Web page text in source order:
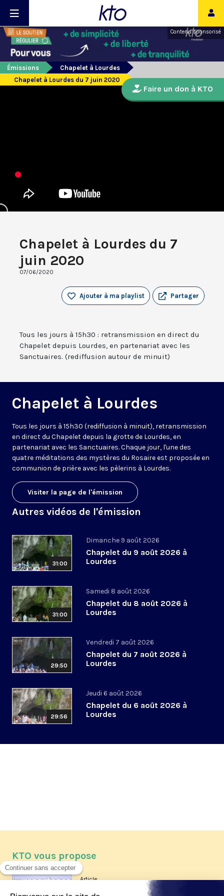
Contenu sponsorisé
Émissions
Chapelet à Lourdes
Chapelet à Lourdes du 7 juin 2020
Chapelet à Lourdes du 7
juin 2020
07/06/2020
Partager
Ajouter à ma playlist
Tous les jours à 15h30 : retransmission en direct du
Chapelet depuis Lourdes, en partenariat avec les
Sanctuaires. (rediffusion autour de minuit)
Chapelet à Lourdes
Tous les jours à 15h30 (rediffusion à minuit), retransmission
en direct du Chapelet depuis la grotte de Lourdes, en
partenariat avec les Sanctuaires. Chaque jour, l'une des
quatre méditations des mystères du Rosaire est proposée en
communion de prière avec les pèlerins à Lourdes.
Visiter la page de l'émission
Autres vidéos de l'émission
31:00
Dimanche 9 août 2026
Chapelet du 9 août 2026 à
Lourdes
31:00
Samedi 8 août 2026
Chapelet du 8 août 2026 à
Lourdes
29:50
Vendredi 7 août 2026
Chapelet du 7 août 2026 à
Lourdes
29:56
Jeudi 6 août 2026
Chapelet du 6 août 2026 à
Lourdes
Faire un don à KTO
KTO vous propose
Article
Les reportages d'été 2026 de KTO